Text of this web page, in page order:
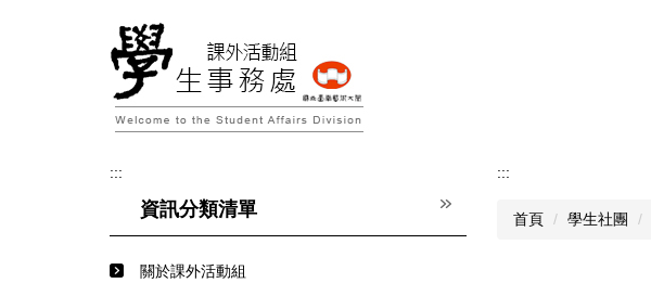
:::
資訊分類清單
關於課外活動組
:::
首頁 學生社團